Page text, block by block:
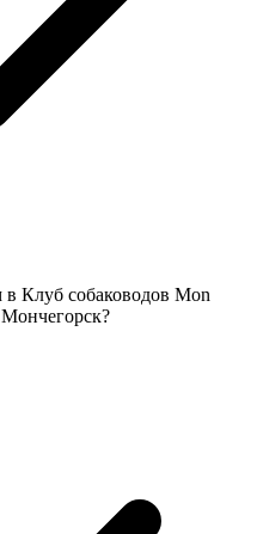
Клуб собаководов Mon